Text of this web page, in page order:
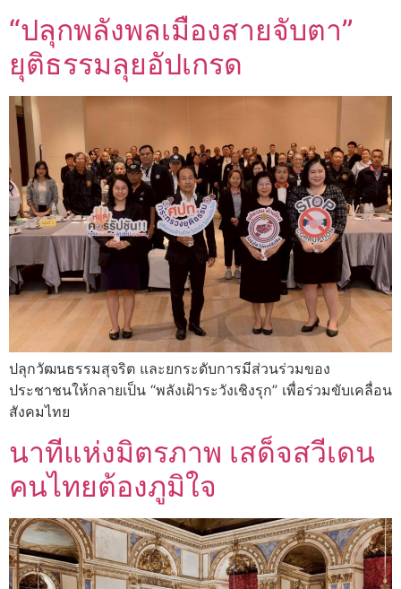
“ปลุกพลังพลเมืองสายจับตา”
ยุติธรรมลุยอัปเกรด
ปลุกวัฒนธรรมสุจริต และยกระดับการมีส่วนร่วมของ
ประชาชนให้กลายเป็น “พลังเฝ้าระวังเชิงรุก” เพื่อร่วมขับเคลื่อน
สังคมไทย
นาทีแห่งมิตรภาพ เสด็จสวีเดน
คนไทยต้องภูมิใจ